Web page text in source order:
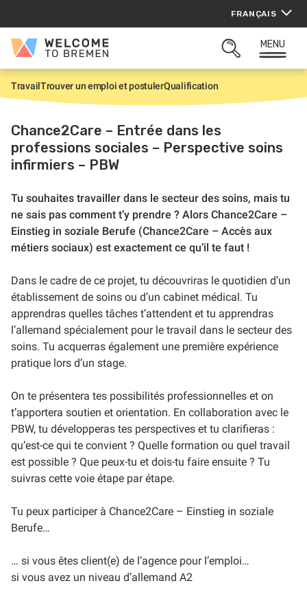
contenu
FRANÇAIS
Welcome
Bremen
OUVRIR
RECHERCHE
MENU
A
c
u
e
i
l
TravailTrouver un emploi et postulerQualification
Chance2Care – Entrée dans les
professions sociales – Perspective soins
infirmiers – PBW
Tu souhaites travailler dans le secteur des soins, mais tu
ne sais pas comment t’y prendre ? Alors Chance2Care –
Einstieg in soziale Berufe (Chance2Care – Accès aux
métiers sociaux) est exactement ce qu’il te faut !
Dans le cadre de ce projet, tu découvriras le quotidien d’un
établissement de soins ou d’un cabinet médical. Tu
apprendras quelles tâches t’attendent et tu apprendras
l’allemand spécialement pour le travail dans le secteur des
soins. Tu acquerras également une première expérience
pratique lors d’un stage.
On te présentera tes possibilités professionnelles et on
t’apportera soutien et orientation. En collaboration avec le
PBW, tu développeras tes perspectives et tu clarifieras :
qu’est-ce qui te convient ? Quelle formation ou quel travail
est possible ? Que peux-tu et dois-tu faire ensuite ? Tu
suivras cette voie étape par étape.
Tu peux participer à Chance2Care – Einstieg in soziale
Berufe…
… si vous êtes client(e) de l’agence pour l’emploi…
si vous avez un niveau d’allemand A2